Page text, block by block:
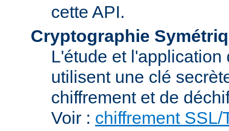
cette API.
Cryptographie
L'étude et
utilisent une clé
chiffrement et de
Voir : chiffrement SSL/